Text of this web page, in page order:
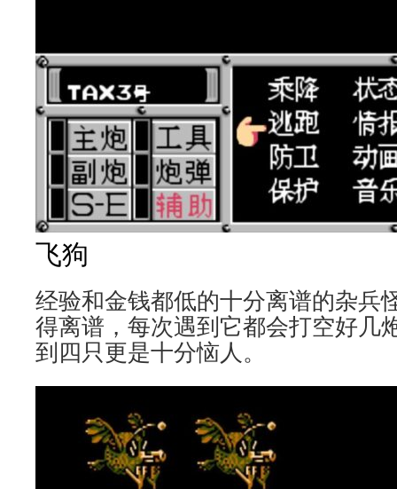
飞狗
经验和金钱都低的十分离谱的杂兵
得离谱，每次遇到它都会打空好几
到四只更是十分恼人。